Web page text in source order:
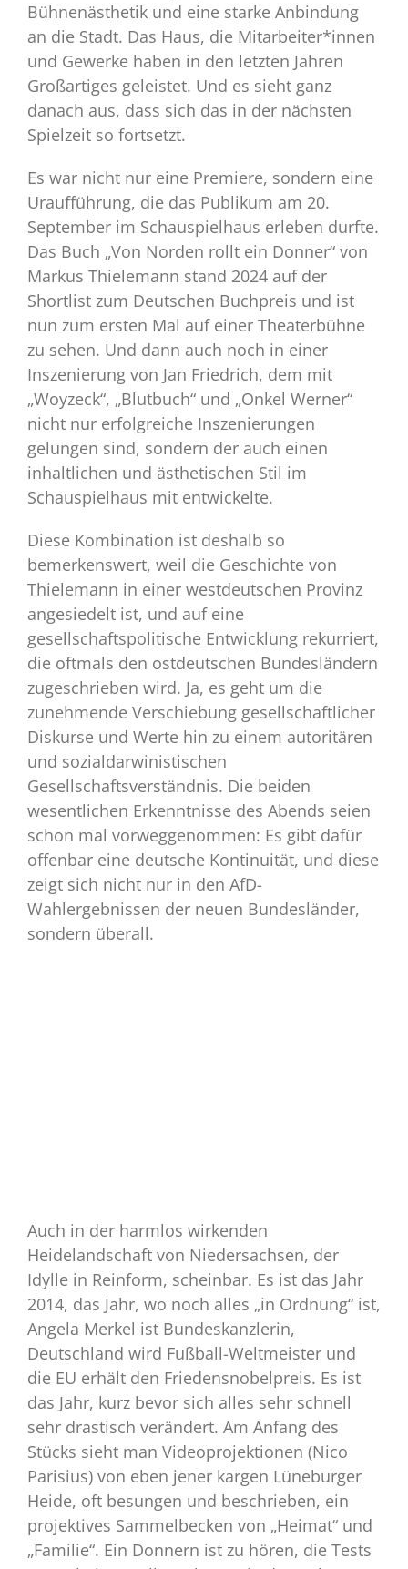
Bühnenästhetik und eine starke Anbindung
an die Stadt. Das Haus, die Mitarbeiter*innen
und Gewerke haben in den letzten Jahren
Großartiges geleistet. Und es sieht ganz
danach aus, dass sich das in der nächsten
Spielzeit so fortsetzt.
Es war nicht nur eine Premiere, sondern eine
Uraufführung, die das Publikum am 20.
September im Schauspielhaus erleben durfte.
Das Buch „Von Norden rollt ein Donner“ von
Markus Thielemann stand 2024 auf der
Shortlist zum Deutschen Buchpreis und ist
nun zum ersten Mal auf einer Theaterbühne
zu sehen. Und dann auch noch in einer
Inszenierung von Jan Friedrich, dem mit
„Woyzeck“, „Blutbuch“ und „Onkel Werner“
nicht nur erfolgreiche Inszenierungen
gelungen sind, sondern der auch einen
inhaltlichen und ästhetischen Stil im
Schauspielhaus mit entwickelte.
Diese Kombination ist deshalb so
bemerkenswert, weil die Geschichte von
Thielemann in einer westdeutschen Provinz
angesiedelt ist, und auf eine
gesellschaftspolitische Entwicklung rekurriert,
die oftmals den ostdeutschen Bundesländern
zugeschrieben wird. Ja, es geht um die
zunehmende Verschiebung gesellschaftlicher
Diskurse und Werte hin zu einem autoritären
und sozialdarwinistischen
Gesellschaftsverständnis. Die beiden
wesentlichen Erkenntnisse des Abends seien
schon mal vorweggenommen: Es gibt dafür
offenbar eine deutsche Kontinuität, und diese
zeigt sich nicht nur in den AfD-
Wahlergebnissen der neuen Bundesländer,
sondern überall.
Auch in der harmlos wirkenden
Heidelandschaft von Niedersachsen, der
Idylle in Reinform, scheinbar. Es ist das Jahr
2014, das Jahr, wo noch alles „in Ordnung“ ist,
Angela Merkel ist Bundeskanzlerin,
Deutschland wird Fußball-Weltmeister und
die EU erhält den Friedensnobelpreis. Es ist
das Jahr, kurz bevor sich alles sehr schnell
sehr drastisch verändert. Am Anfang des
Stücks sieht man Videoprojektionen (Nico
Parisius) von eben jener kargen Lüneburger
Heide, oft besungen und beschrieben, ein
projektives Sammelbecken von „Heimat“ und
„Familie“. Ein Donnern ist zu hören, die Tests